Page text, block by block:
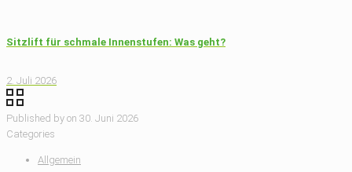
Sitzlift für schmale Innenstufen: Was geht?
2. Juli 2026
Published by on 30. Juni 2026
Categories
Allgemein